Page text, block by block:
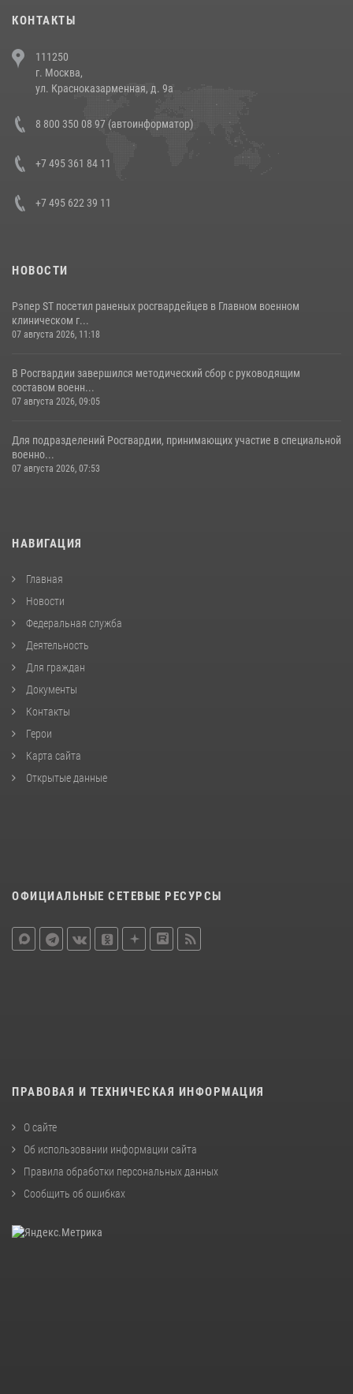
напавших на бригаду скорой помощи (видео)
14 июля 2026, 12:20
В Росгвардии прошла военно-научная конференция по обобщению
боевого опыта
КОНТАКТЫ
111250
г. Москва,
ул. Красноказарменная, д. 9а
8 800 350 08 97 (автоинформатор)
+7 495 361 84 11
+7 495 622 39 11
НОВОСТИ
Рэпер ST посетил раненых росгвардейцев в Главном военном
клиническом г...
07 августа 2026, 11:18
В Росгвардии завершился методический сбор с руководящим
составом военн...
07 августа 2026, 09:05
Для подразделений Росгвардии, принимающих участие в специальной
военно...
07 августа 2026, 07:53
НАВИГАЦИЯ
Главная
Новости
Федеральная служба
Деятельность
Для граждан
Документы
Контакты
Герои
Карта сайта
Открытые данные
ОФИЦИАЛЬНЫЕ СЕТЕВЫЕ РЕСУРСЫ
ПРАВОВАЯ И ТЕХНИЧЕСКАЯ ИНФОРМАЦИЯ
О сайте
Об использовании информации сайта
Правила обработки персональных данных
Сообщить об ошибках